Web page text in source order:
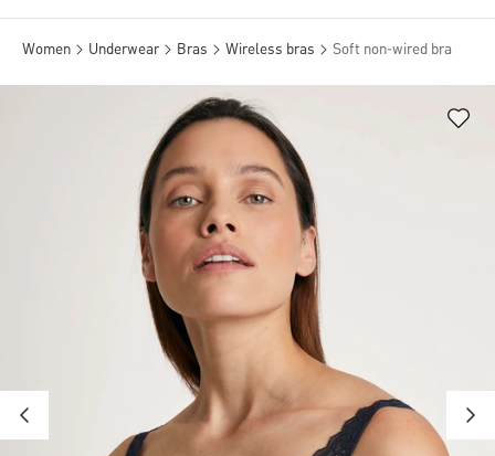
Women Underwear Bras Wireless bras Soft non-wired bra